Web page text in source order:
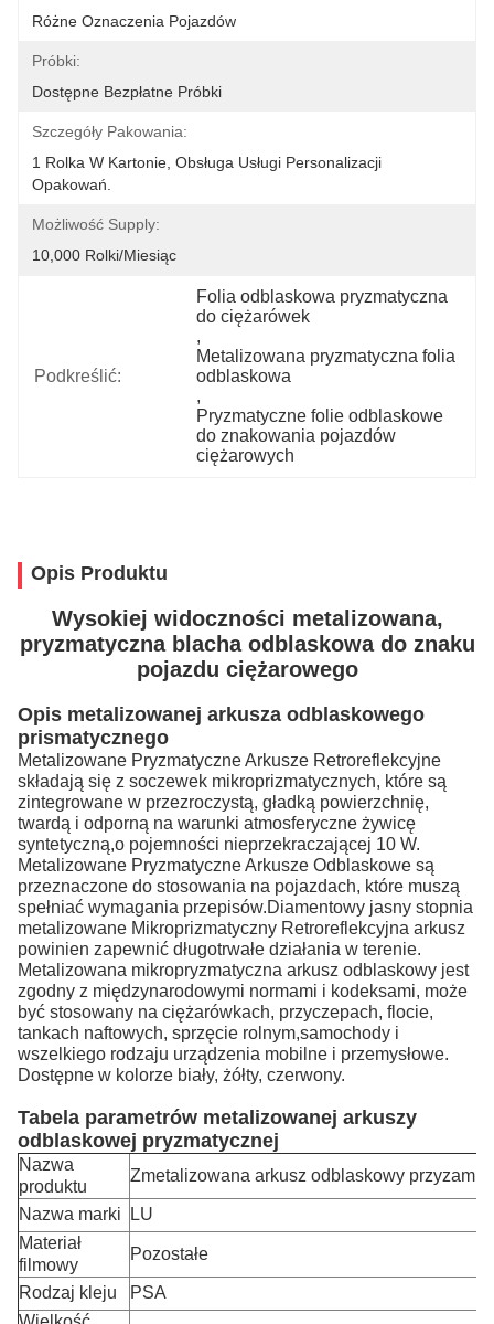
Różne Oznaczenia Pojazdów
Próbki:
Dostępne Bezpłatne Próbki
Szczegóły Pakowania:
1 Rolka W Kartonie, Obsługa Usługi Personalizacji
Opakowań.
Możliwość Supply:
10,000 Rolki/miesiąc
Podkreślić:
Folia odblaskowa pryzmatyczna
do ciężarówek
,
Metalizowana pryzmatyczna folia
odblaskowa
,
Pryzmatyczne folie odblaskowe
do znakowania pojazdów
ciężarowych
Opis Produktu
Wysokiej widoczności metalizowana,
pryzmatyczna blacha odblaskowa do znaku
pojazdu ciężarowego
Opis metalizowanej arkusza odblaskowego
prismatycznego
Metalizowane Pryzmatyczne Arkusze Retroreflekcyjne
składają się z soczewek mikroprizmatycznych, które są
zintegrowane w przezroczystą, gładką powierzchnię,
twardą i odporną na warunki atmosferyczne żywicę
syntetyczną,o pojemności nieprzekraczającej 10 W.
Metalizowane Pryzmatyczne Arkusze Odblaskowe są
przeznaczone do stosowania na pojazdach, które muszą
spełniać wymagania przepisów.Diamentowy jasny stopnia
metalizowane Mikroprizmatyczny Retroreflekcyjna arkusz
powinien zapewnić długotrwałe działania w terenie.
Metalizowana mikropryzmatyczna arkusz odblaskowy jest
zgodny z międzynarodowymi normami i kodeksami, może
być stosowany na ciężarówkach, przyczepach, flocie,
tankach naftowych, sprzęcie rolnym,samochody i
wszelkiego rodzaju urządzenia mobilne i przemysłowe.
Dostępne w kolorze biały, żółty, czerwony.
Tabela parametrów metalizowanej arkuszy
odblaskowej pryzmatycznej
Nazwa
produktu
Zmetalizowana arkusz odblaskowy
Nazwa marki
LU
Materiał
filmowy
Pozostałe
Rodzaj kleju
PSA